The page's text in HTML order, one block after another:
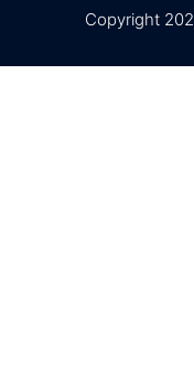
Copyright